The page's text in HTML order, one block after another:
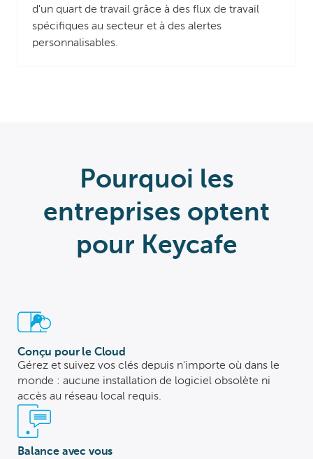
d'un quart de travail grâce à des flux de travail
spécifiques au secteur et à des alertes
personnalisables.
Pourquoi les
entreprises optent
pour Keycafe
Conçu pour le Cloud
Gérez et suivez vos clés depuis n'importe où dans le
monde : aucune installation de logiciel obsolète ni
accès au réseau local requis.
Balance avec vous